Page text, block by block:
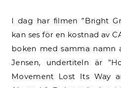
I dag har filmen ”Bright Green Lies” premier och
kan ses för en kostnad av
boken med samma namn
Jensen, undertiteln är
Movement Lost Its Way